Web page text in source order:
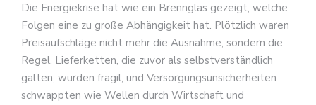
Die Energiekrise hat wie ein Brennglas gezeigt, welche
Folgen eine zu große Abhängigkeit hat. Plötzlich waren
Preisaufschläge nicht mehr die Ausnahme, sondern die
Regel. Lieferketten, die zuvor als selbstverständlich
galten, wurden fragil, und Versorgungsunsicherheiten
schwappten wie Wellen durch Wirtschaft und